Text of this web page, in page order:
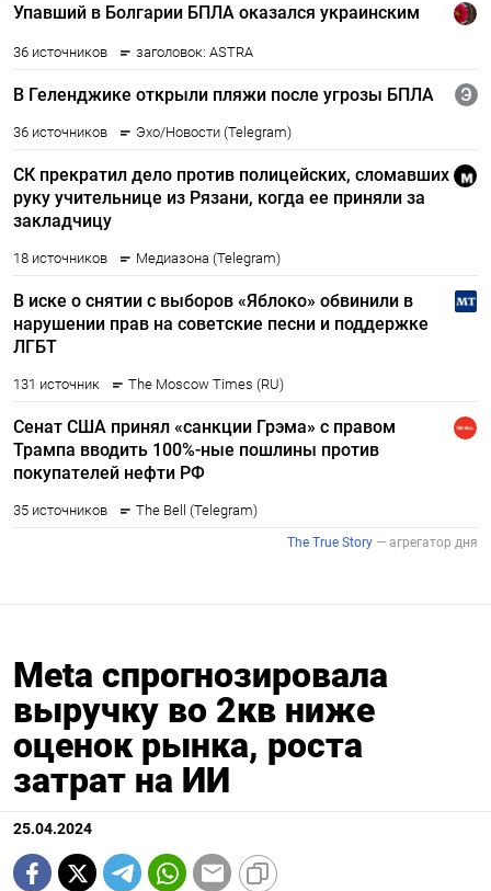
Meta спрогнозировала
выручку во 2кв ниже
оценок рынка, роста
затрат на ИИ
25.04.2024